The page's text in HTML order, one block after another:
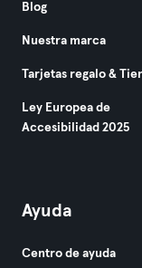
Blog
Nuestra marca
Tarjetas regalo &
Ley Europea de
Accesibilidad 2025
Ayuda
Centro de ayuda